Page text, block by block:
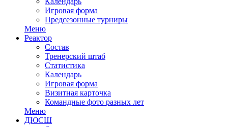
Игровая форма
Предсезонные турниры
Меню
Реактор
Состав
Тренерский штаб
Статистика
Календарь
Игровая форма
Визитная карточка
Командные фото разных лет
Меню
ДЮСШ